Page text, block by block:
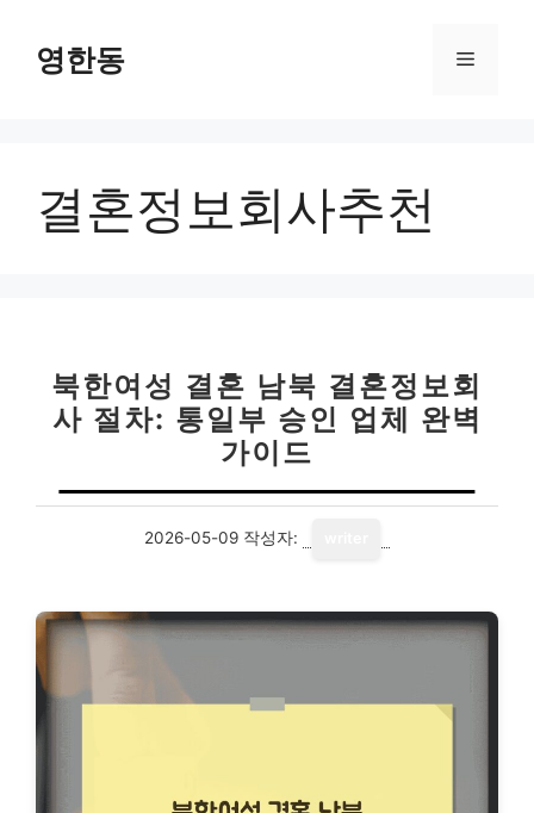
영한동 메
결혼정보회사추천
북한여성 결혼 남북 결혼정보회
사 절차: 통일부 승인 업체 완벽
가이드
2026-05-09 작성자: